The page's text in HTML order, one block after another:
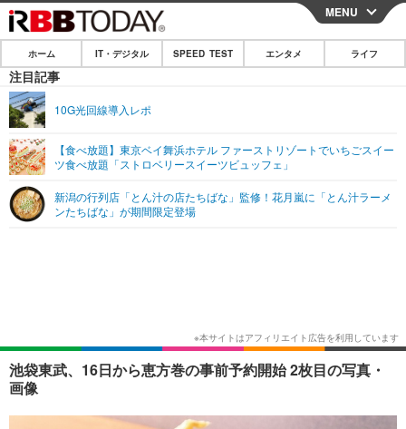
CLOSE
ホーム
IT・デジタル
ネタ ガジェット・ツール
ショッピング その他
SPEED TEST
エンタメ
エンタメTOP
ショッピング その他
ライフ
MENU
ホーム IT・デジタル SPEED TEST エンタメ ライフ
注目記事
10G光回線導入レポ
【食べ放題】東京ベイ舞浜ホテル ファーストリゾートでいちごスイー
ツ食べ放題「ストロベリースイーツビュッフェ」
新潟の行列店「とん汁の店たちばな」監修！花月嵐に「とん汁ラーメ
ンたちばな」が期間限定登場
池袋東武、16日から恵方巻の事前予約開始 2枚目の写真・
画像